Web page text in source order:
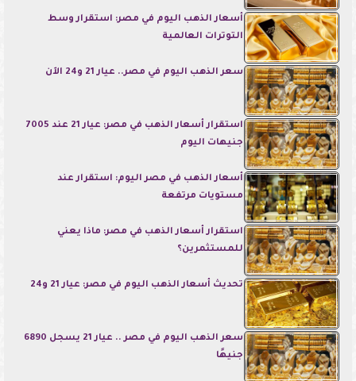
أسعار الذهب اليوم في مصر: استقرار وسط
التوترات العالمية
سعر الذهب اليوم في مصر.. عيار 21 و24 الآن
استقرار أسعار الذهب في مصر: عيار 21 عند 7005
جنيهات اليوم
أسعار الذهب في مصر اليوم: استقرار عند
مستويات مرتفعة
استقرار أسعار الذهب في مصر: ماذا يعني
للمستثمرين؟
تحديث أسعار الذهب اليوم في مصر: عيار 21 و24
سعر الذهب اليوم في مصر .. عيار 21 يسجل 6890
جنيهًا